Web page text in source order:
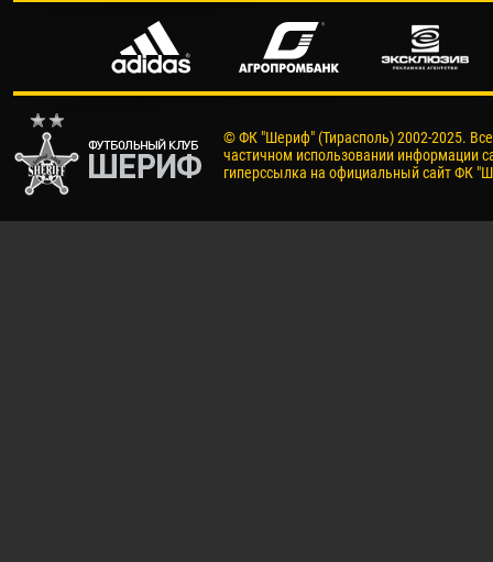
© ФК "Шериф" (Тирасполь) 2002-2025.
частичном использовании информации
гиперссылка на официальный сайт ФК